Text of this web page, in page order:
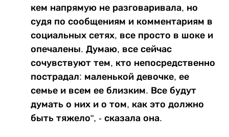
кем напрямую не разговаривала, но
судя по сообщениям и комментариям в
социальных сетях, все просто в шоке и
опечалены. Думаю, все сейчас
сочувствуют тем, кто непосредственно
пострадал: маленькой девочке, ее
семье и всем ее близким. Все будут
думать о них и о том, как это должно
быть тяжело", - сказала она.